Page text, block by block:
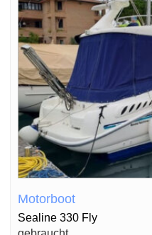
Motorboot
Sealine 330 Fly